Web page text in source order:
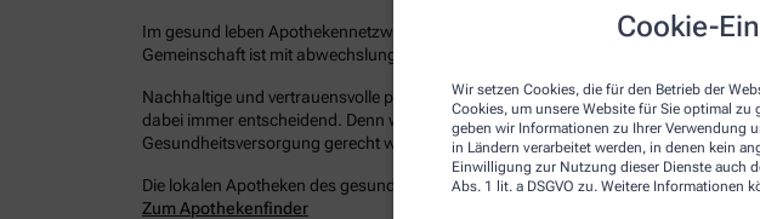
Cookie-
Wir setzen Cookies, die für den Betrieb der
Cookies, um unsere Website für Sie optimal
geben wir Informationen zu Ihrer Verwendung
in Ländern verarbeitet werden, in denen kein
Einwilligung zur Nutzung dieser Dienste auch
Abs. 1 lit. a DSGVO zu. Weitere Informationen
Im gesund leben Apothekennetzwerk befinden sich bundesweit mehrere tausend
Gemeinschaft ist mit abwechslungsreichen Angeboten und Dienstleistungen immer
Nachhaltige und vertrauensvolle persönliche Beziehungen zu Ihnen als
dabei immer entscheidend. Denn wir möchten Ihrem Anspruch an eine
Gesundheitsversorgung gerecht werden – damit Sie gesünder und erfüllter leben.
Die lokalen Apotheken des gesund leben Netzwerkes in Ihrer Nähe finden Sie hier:
Zum Apothekenfinder